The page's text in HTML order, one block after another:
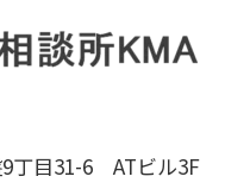
丁目31-6 ATビル3F